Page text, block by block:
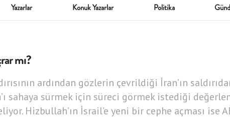
Yazarlar Konuk Yazarlar Politika
mı?
ardından gözlerin çevrildiği İran’ın
sahaya sürmek için süreci görmek istediği
Hizbullah’ın İsrail’e yeni bir cephe açması ise